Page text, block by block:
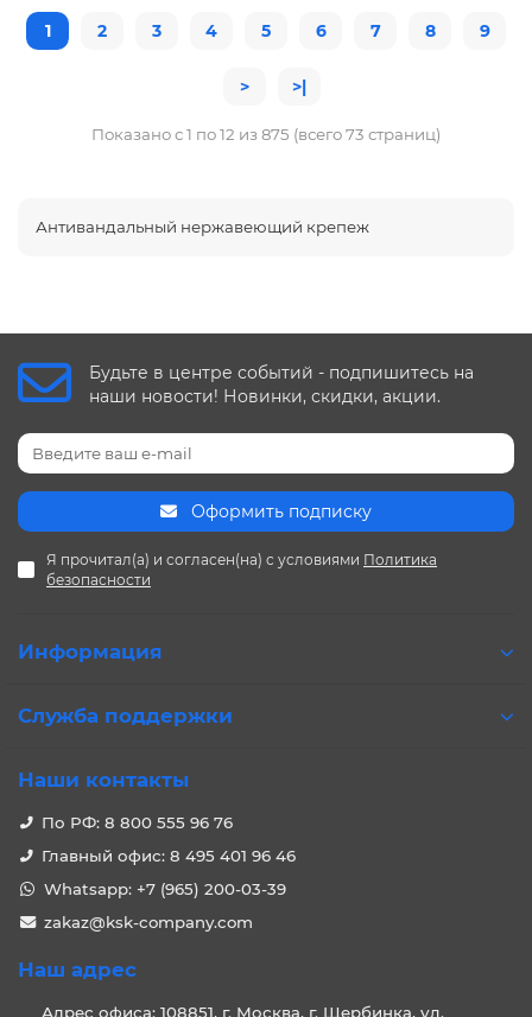
1 2 3 4 5 6 7 8 9
> >|
Показано с 1 по 12 из 875 (всего 73 страниц)
Антивандальный нержавеющий крепеж
Будьте в центре событий - подпишитесь на
наши новости! Новинки, скидки, акции.
Оформить подписку
Я прочитал(а) и согласен(на) с условиями Политика
безопасности
Информация
Служба поддержки
Наши контакты
По РФ: 8 800 555 96 76
Главный офис: 8 495 401 96 46
Whatsapp: +7 (965) 200-03-39
zakaz@ksk-company.com
Наш адрес
Адрес офиса: 108851, г. Москва, г. Щербинка, ул.